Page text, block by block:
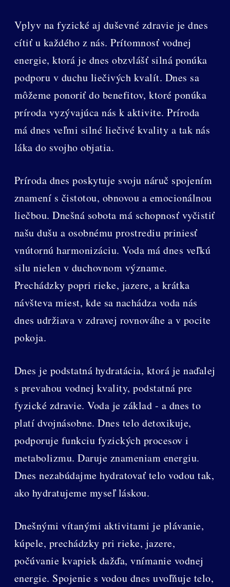
Vplyv na fyzické aj duševné zdravie je dnes
cítiť u každého z nás. Prítomnosť vodnej
energie, ktorá je dnes obzvlášť silná ponúka
podporu v duchu liečivých kvalít. Dnes sa
môžeme ponoriť do benefitov, ktoré ponúka
príroda vyzývajúca nás k aktivite. Príroda
má dnes veľmi silné liečivé kvality a tak nás
láka do svojho objatia.
Príroda dnes poskytuje svoju náruč spojením
znamení s čistotou, obnovou a emocionálnou
liečbou. Dnešná sobota má schopnosť vyčistiť
našu dušu a osobnému prostrediu priniesť
vnútornú harmonizáciu. Voda má dnes veľkú
silu nielen v duchovnom význame.
Prechádzky popri rieke, jazere, a krátka
návšteva miest, kde sa nachádza voda nás
dnes udržiava v zdravej rovnováhe a v pocite
pokoja.
Dnes je podstatná hydratácia, ktorá je naďalej
s prevahou vodnej kvality, podstatná pre
fyzické zdravie. Voda je základ - a dnes to
platí dvojnásobne. Dnes telo detoxikuje,
podporuje funkciu fyzických procesov i
metabolizmu. Daruje znameniam energiu.
Dnes nezabúdajme hydratovať telo vodou tak,
ako hydratujeme myseľ láskou.
Dnešnými vítanými aktivitami je plávanie,
kúpele, prechádzky pri rieke, jazere,
počúvanie kvapiek dažďa, vnímanie vodnej
energie. Spojenie s vodou dnes uvoľňuje telo,